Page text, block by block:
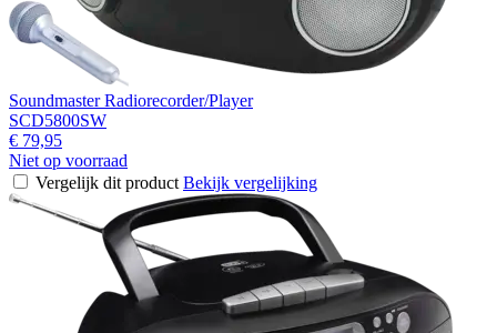
Soundmaster Radiorecorder/Player
SCD5800SW
€ 79,95
Niet op voorraad
Vergelijk dit product Bekijk vergelijking